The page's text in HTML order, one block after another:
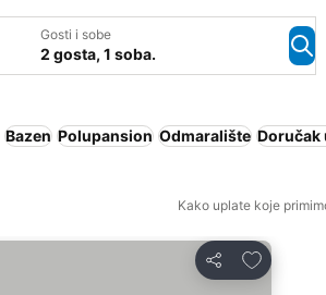
Gosti i sobe
2 gosta, 1 soba.
Bazen Polupansion Odmaralište Doručak
Kako uplate koje
Deli
Dodati u